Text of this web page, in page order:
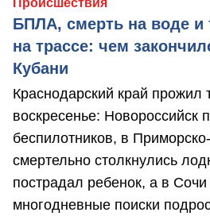
Происшествия
БПЛА, смерть на воде и
на трассе: чем
Кубани
Краснодарский край прожил
воскресенье: Новороссийск
беспилотников, в
смертельно столкнулись
пострадал ребенок, а в
многодневные поиски